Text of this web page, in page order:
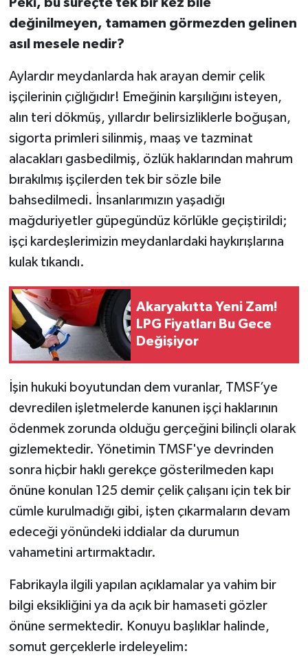
değinilmeyen, tamamen görmezden gelinen
asıl mesele nedir?
Aylardır meydanlarda hak arayan demir çelik
işçilerinin çığlığıdır! Emeğinin karşılığını isteyen,
alın teri dökmüş, yıllardır belirsizliklerle boğuşan,
sigorta primleri silinmiş, maaş ve tazminat
alacakları gasbedilmiş, özlük haklarından mahrum
bırakılmış işçilerden tek bir sözle bile
bahsedilmedi. İnsanlarımızın yaşadığı
mağduriyetler güpegündüz körlükle geçiştirildi;
işçi kardeşlerimizin meydanlardaki haykırışlarına
kulak tıkandı.
Akaryakıtta Yeni Zam!
LPG Fiyatları Bu Gece
Değişiyor
İşin hukuki boyutundan dem vuranlar, TMSF’ye
devredilen işletmelerde kanunen işçi haklarının
ödenmek zorunda olduğu gerçeğini bilinçli olarak
gizlemektedir. Yönetimin TMSF'ye devrinden
sonra hiçbir haklı gerekçe gösterilmeden kapı
önüne konulan 125 demir çelik çalışanı için tek bir
cümle kurulmadığı gibi, işten çıkarmaların devam
edeceği yönündeki iddialar da durumun
vahametini artırmaktadır.
Fabrikayla ilgili yapılan açıklamalar ya vahim bir
bilgi eksikliğini ya da açık bir hamaseti gözler
önüne sermektedir. Konuyu başlıklar halinde,
somut gerçeklerle irdeleyelim: